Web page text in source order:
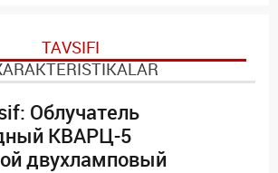
TAVSIFI
Облучатель
КВАРЦ-5
двухламповый